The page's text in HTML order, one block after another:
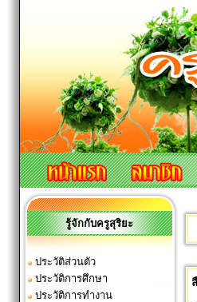
รู้จักกับครูสุริยะ
ประวัติส่วนตัว
ประวัติการศึกษา
ประวัติการทำงาน